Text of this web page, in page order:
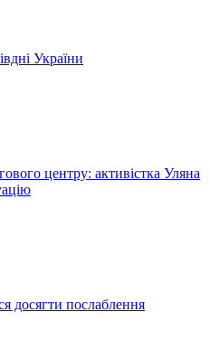
України
центру: активістка Уляна
досягти послаблення